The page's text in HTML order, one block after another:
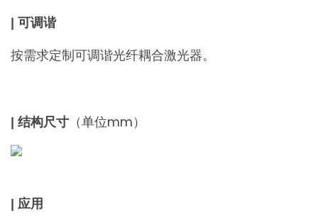
| 可调谐
按需求定制可调谐光纤耦合激光器。
| 结构尺寸 （单位mm）
| 应用